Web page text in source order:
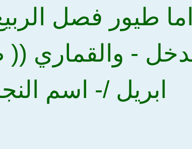
طيور فصل
ابريل /- اسم